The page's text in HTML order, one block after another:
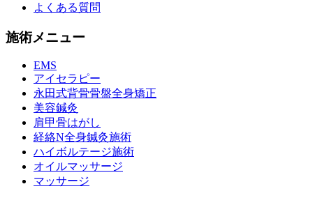
よくある質問
施術メニュー
EMS
アイセラピー
永田式背骨骨盤全身矯正
美容鍼灸
肩甲骨はがし
経絡N全身鍼灸施術
ハイボルテージ施術
オイルマッサージ
マッサージ